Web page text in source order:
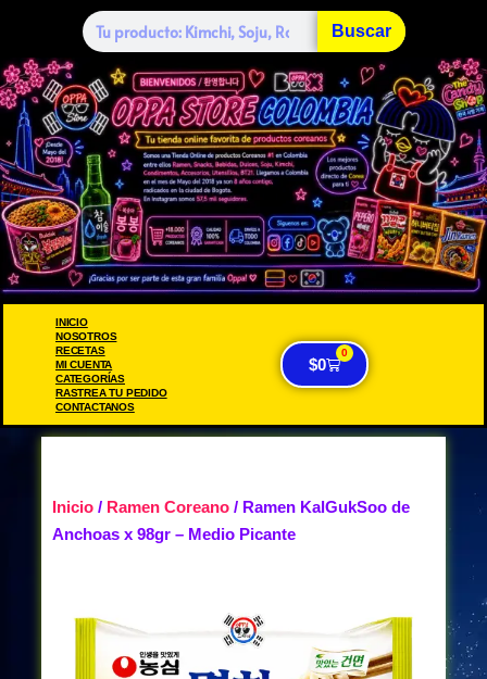
Buscar
INICIO
NOSOTROS
RECETAS
MI CUENTA
CATEGORÍAS
RASTREA TU PEDIDO
CONTACTANOS
$0
0
Inicio / Ramen Coreano / Ramen KalGukSoo de
Anchoas x 98gr – Medio Picante